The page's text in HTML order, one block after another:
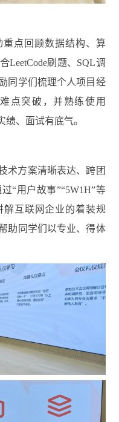
点回顾数据结构、算
LeetCode刷题、SQL调
同学们梳理个人项目经
点突破，并熟练使用
、面试有底气。
术方案清晰表达、跨团
过“用户故事”“5W1H”等
解互联网企业的着装规
助同学们以专业、得体